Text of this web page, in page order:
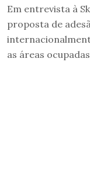
Em entrevista à
proposta de
as áreas